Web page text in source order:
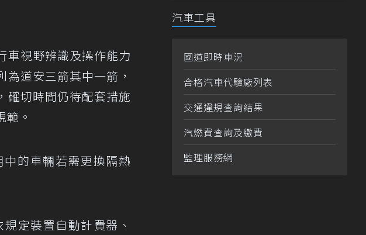
車視野辨識及操作能力
道安三箭其中一箭，
確切時間仍待配套措施
。
的車輛若需更換隔熱
定裝置自動計費器、
汽車工具
國道即時車況
合格汽車代驗廠列表
交通違規查詢結果
汽燃費查詢及繳費
監理服務網